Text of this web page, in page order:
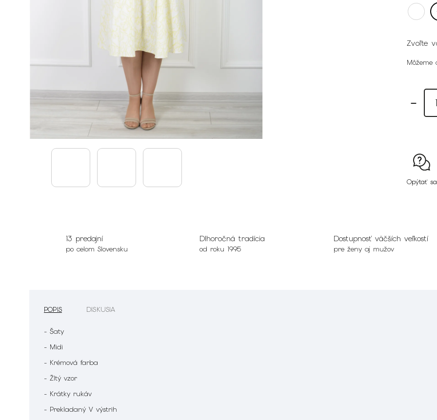
Zvoľte
Môžeme
Opýtať sa
13 predajní
po celom Slovensku
Dlhoročná tradícia
od roku 1995
Dostupnosť väčších veľkostí
pre ženy aj mužov
POPIS DISKUSIA
- Šaty
- Midi
- Krémová farba
- Žltý vzor
- Krátky rukáv
- Prekladaný V výstrih